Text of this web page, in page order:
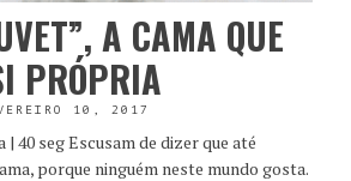
A CAMA QUE
PRÓPRIA
10, 2017
40 seg Escusam de dizer que até
porque ninguém neste mundo gosta.